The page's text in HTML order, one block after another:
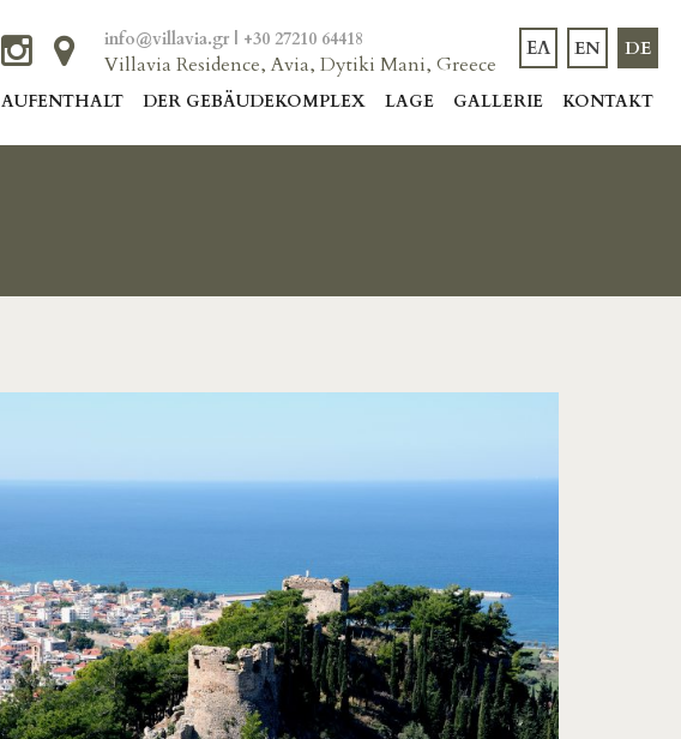
info@villavia.gr | +30 27210 64418
Villavia Residence, Avia, Dytiki Mani, Greece
ΕΛ EN DE
AUFENTHALT DER GEBÄUDEKOMPLEX LAGE GALLERIE KONTAKT